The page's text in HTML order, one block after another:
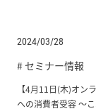
2024/03/28
# セミナー情報
【4月11日(木)オン
への消費者受容 ～